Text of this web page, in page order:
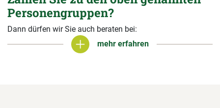
Personengruppen?
Dann dürfen wir Sie auch beraten bei:
mehr erfahren
mehr erfahren